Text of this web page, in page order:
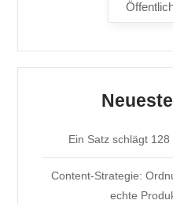
Ein Satz schlägt
Content-Strategie:
echte